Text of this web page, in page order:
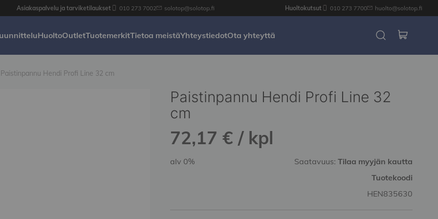
Asiakaspalvelu ja tarviketilaukset 010 273 7002 solotop@solotop.fi Huoltokutsut 010 273 7700 huolto@solotop.fi
HuoltoOutletTuotemerkitTietoa meistäYhteystiedotOta yhteyttä
Paistinpannu Hendi Profi Line 32 cm
Paistinpannu Hendi Profi Line 32
cm
72,17 € / kpl
Saatavuus: Tilaa myyjän kautta
Tuotekoodi
HEN835630
alv 0%